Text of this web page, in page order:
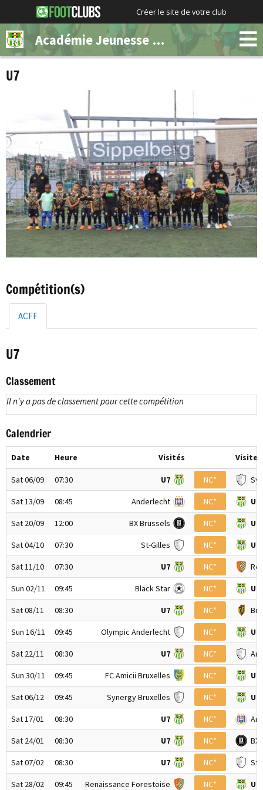
Créer le site de votre club
Académie Jeunesse Molenbeek
U7
Compétition(s)
ACFF
U7
Classement
Il n'y a pas de classement pour cette compétition
Calendrier
Date Heure Visités
Sat 06/09 07:30 U7 NC*
Sat 13/09 08:45 Anderlecht NC* U7
Sat 20/09 12:00 BX Brussels NC* U7
Sat 04/10 07:30 St-Gilles NC* U7
Sat 11/10 07:30 U7 NC*
Sun 02/11 09:45 Black Star NC* U7
Sat 08/11 08:30 U7 NC*
Sun 16/11 09:45 Olympic Anderlecht NC* U7
Sat 22/11 08:30 U7 NC*
Sun 30/11 09:45 FC Amicii Bruxelles NC* U7
Sat 06/12 09:45 Synergy Bruxelles NC* U7
Sat 17/01 08:30 U7 NC*
Sat 24/01 08:30 U7 NC* BX
Sat 07/02 08:30 U7 NC* St-
Sat 28/02 09:45 Renaissance Forestoise NC* U7